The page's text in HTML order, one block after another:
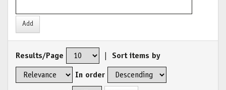
Results/Page Sort items by
In order